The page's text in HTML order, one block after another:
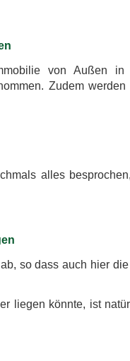
von Außen
Zudem
alles
so dass auch hier
liegen könnte, ist